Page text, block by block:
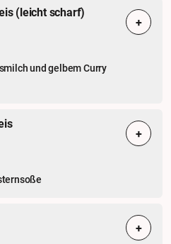
(leicht scharf)
und gelbem Curry
+
+
+